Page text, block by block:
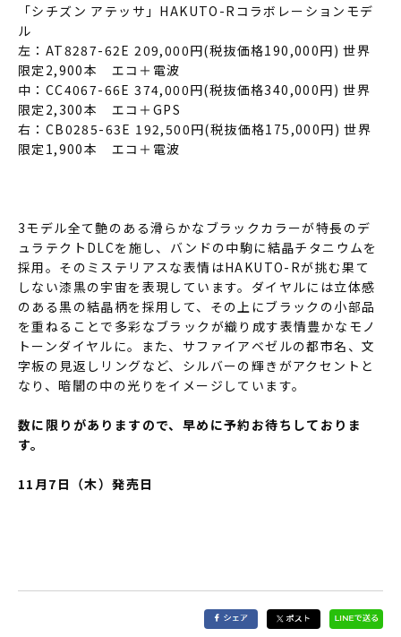
「シチズン アテッサ」HAKUTO-Rコラボレーションモデ
ル
左：AT8287-62E 209,000円(税抜価格190,000円) 世界
限定2,900本 エコ＋電波
中：CC4067-66E 374,000円(税抜価格340,000円) 世界
限定2,300本 エコ＋GPS
右：CB0285-63E 192,500円(税抜価格175,000円) 世界
限定1,900本 エコ＋電波
3モデル全て艶のある滑らかなブラックカラーが特長のデ
ュラテクトDLCを施し、バンドの中駒に結晶チタニウムを
採用。そのミステリアスな表情はHAKUTO-Rが挑む果て
しない漆黒の宇宙を表現しています。ダイヤルには立体感
のある黒の結晶柄を採用して、その上にブラックの小部品
を重ねることで多彩なブラックが織り成す表情豊かなモノ
トーンダイヤルに。また、サファイアベゼルの都市名、文
字板の見返しリングなど、シルバーの輝きがアクセントと
なり、暗闇の中の光りをイメージしています。
数に限りがありますので、早めに予約お待ちしておりま
す。
11月7日（木）発売日